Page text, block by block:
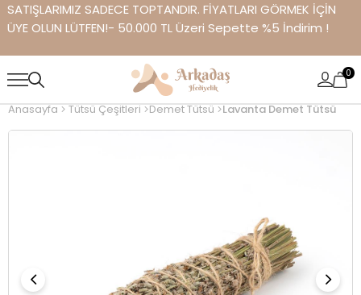
SATIŞLARIMIZ SADECE TOPTANDIR. FİYATLARI GÖRMEK İÇİN
ÜYE OLUN LÜTFEN!- 50.000 TL Üzeri Sepette %5 İndirim !
0
Anasayfa Tütsü Çeşitleri Demet Tütsü Lavanta Demet Tütsü